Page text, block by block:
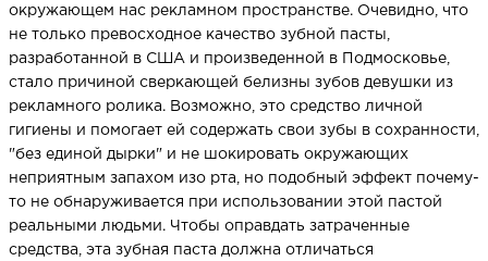
окружающем нас рекламном пространстве. Очевидно, что
не только превосходное качество зубной пасты,
разработанной в США и произведенной в Подмосковье,
стало причиной сверкающей белизны зубов девушки из
рекламного ролика. Возможно, это средство личной
гигиены и помогает ей содержать свои зубы в сохранности,
"без единой дырки" и не шокировать окружающих
неприятным запахом изо рта, но подобный эффект почему-
то не обнаруживается при использовании этой пастой
реальными людьми. Чтобы оправдать затраченные
средства, эта зубная паста должна отличаться